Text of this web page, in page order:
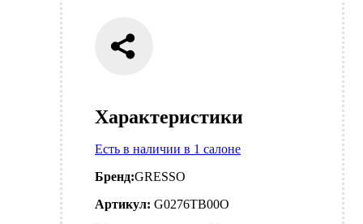
Характеристики
Есть в наличии в 1 салоне
Бренд:GRESSO
Артикул: G0276TB00O